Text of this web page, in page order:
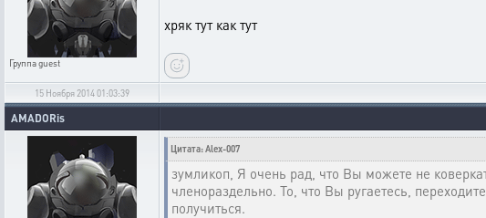
Группаguest
хряк тут как тут
15 Ноября 2014 01:03:39
AMADORis
Цитата: Alex-007
зумликоп, Я очень рад, что Вы можете не
членораздельно. То, что Вы ругаетесь,
получиться.